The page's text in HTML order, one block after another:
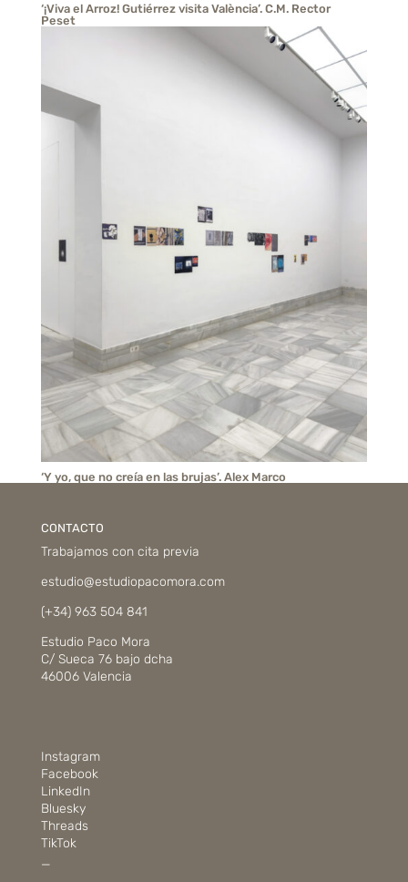
‘¡Viva el Arroz! Gutiérrez visita València’. C.M. Rector
Peset
‘Y yo, que no creía en las brujas’. Alex Marco
CONTACTO
Trabajamos con cita previa
estudio@estudiopacomora.com
(+34) 963 504 841
Estudio Paco Mora
C/ Sueca 76 bajo dcha
46006 Valencia
Instagram
Facebook
LinkedIn
Bluesky
Threads
TikTok
_